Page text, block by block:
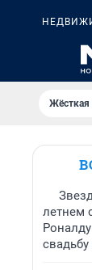
Жёсткая
летнем